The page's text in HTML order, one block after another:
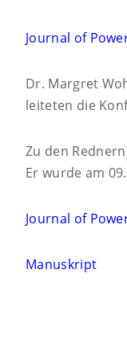
Journal of
Dr. Margret
leiteten die
Zu den
Er wurde am
Journal of
Manuskript